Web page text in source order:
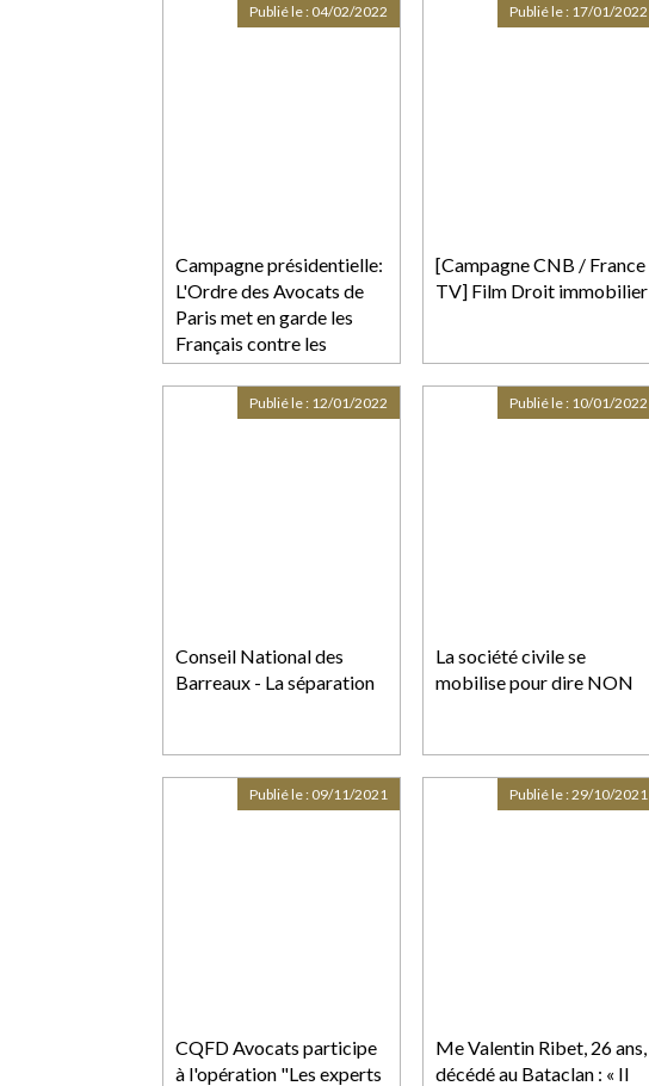
Campagne présidentielle:
L'Ordre des Avocats de
Paris met en garde les
Français contre les
déclarations dangereuses
de certains candidats
Publié le : 04/02/2022
[Campagne CNB / France
TV] Film Droit immobilier
Publié le : 17/01/2022
Conseil National des
Barreaux - La séparation
Publié le : 12/01/2022
La société civile se
mobilise pour dire NON
Publié le : 10/01/2022
CQFD Avocats participe
à l'opération "Les experts
Publié le : 09/11/2021
Me Valentin Ribet, 26 ans,
décédé au Bataclan : « Il
Publié le :29/10/2021